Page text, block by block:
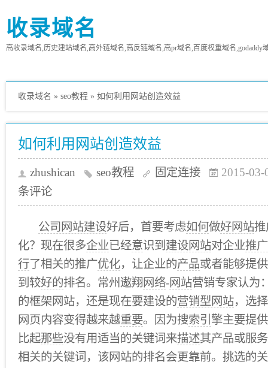
收录域名
高收录域名,历史建站域名,高外链域名,高反链域名,高pr域名,百度权重域名,godaddy
收录域名 » seo教程 » 如何利用网站创造效益
如何利用网站创造效益
zhushican seo教程 固定连接
2015-03-
条评论
公司网站建设好后，首要考虑如何做好网站推
化？现在很多企业已经意识到 建设网站对企业推广
行了相关的推广优化，让企业的产品或者能够提
到较好的排名。常州遨翔 网络-网站营销专家认为
的框架网站，还是现在要建设的营销型网站，选
网页内容变得越来越重要。因为搜索引 擎主要提
比起那些没有用适当的关键词来描述其产品或服
相关的关键词，该网站的排名会更靠前。挑选的